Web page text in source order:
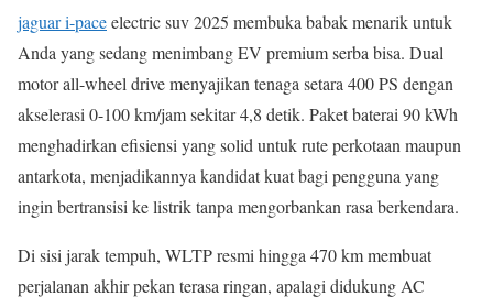
jaguar i-paceelectric suv 2025 membuka babak menarik untuk
Anda yang sedang menimbang EV premium serba bisa. Dual
motor all-wheel drive menyajikan tenaga setara 400 PS dengan
akselerasi 0-100 km/jam sekitar 4,8 detik. Paket baterai 90 kWh
menghadirkan efisiensi yang solid untuk rute perkotaan maupun
antarkota, menjadikannya kandidat kuat bagi pengguna yang
ingin bertransisi ke listrik tanpa mengorbankan rasa berkendara.
Di sisi jarak tempuh, WLTP resmi hingga 470 km membuat
perjalanan akhir pekan terasa ringan, apalagi didukung AC